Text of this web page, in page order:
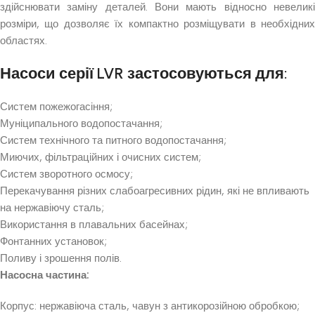
здійснювати заміну деталей. Вони мають відносно невеликі
розміри, що дозволяє їх компактно розміщувати в необхідних
областях.
Насоси серії LVR застосовуються для:
Систем пожежогасіння;
Муніципального водопостачання;
Систем технічного та питного водопостачання;
Миючих, фільтраційних і очисних систем;
Систем зворотного осмосу;
Перекачування різних слабоагресивних рідин, які не впливають
на нержавіючу сталь;
Використання в плавальних басейнах;
Фонтанних установок;
Поливу і зрошення полів.
Насосна частина:
Корпус: нержавіюча сталь, чавун з антикорозійною обробкою;